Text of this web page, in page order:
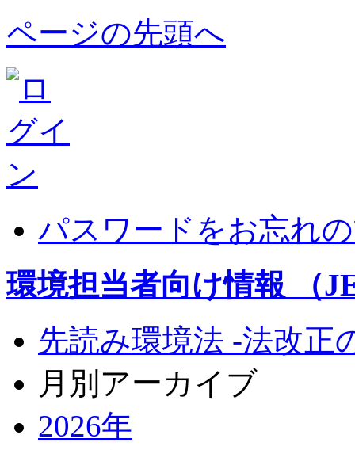
ページの先頭へ
パスワードをお忘れ
環境担当者向け情報 （
先読み環境法 -法改正
月別アーカイブ
2026年